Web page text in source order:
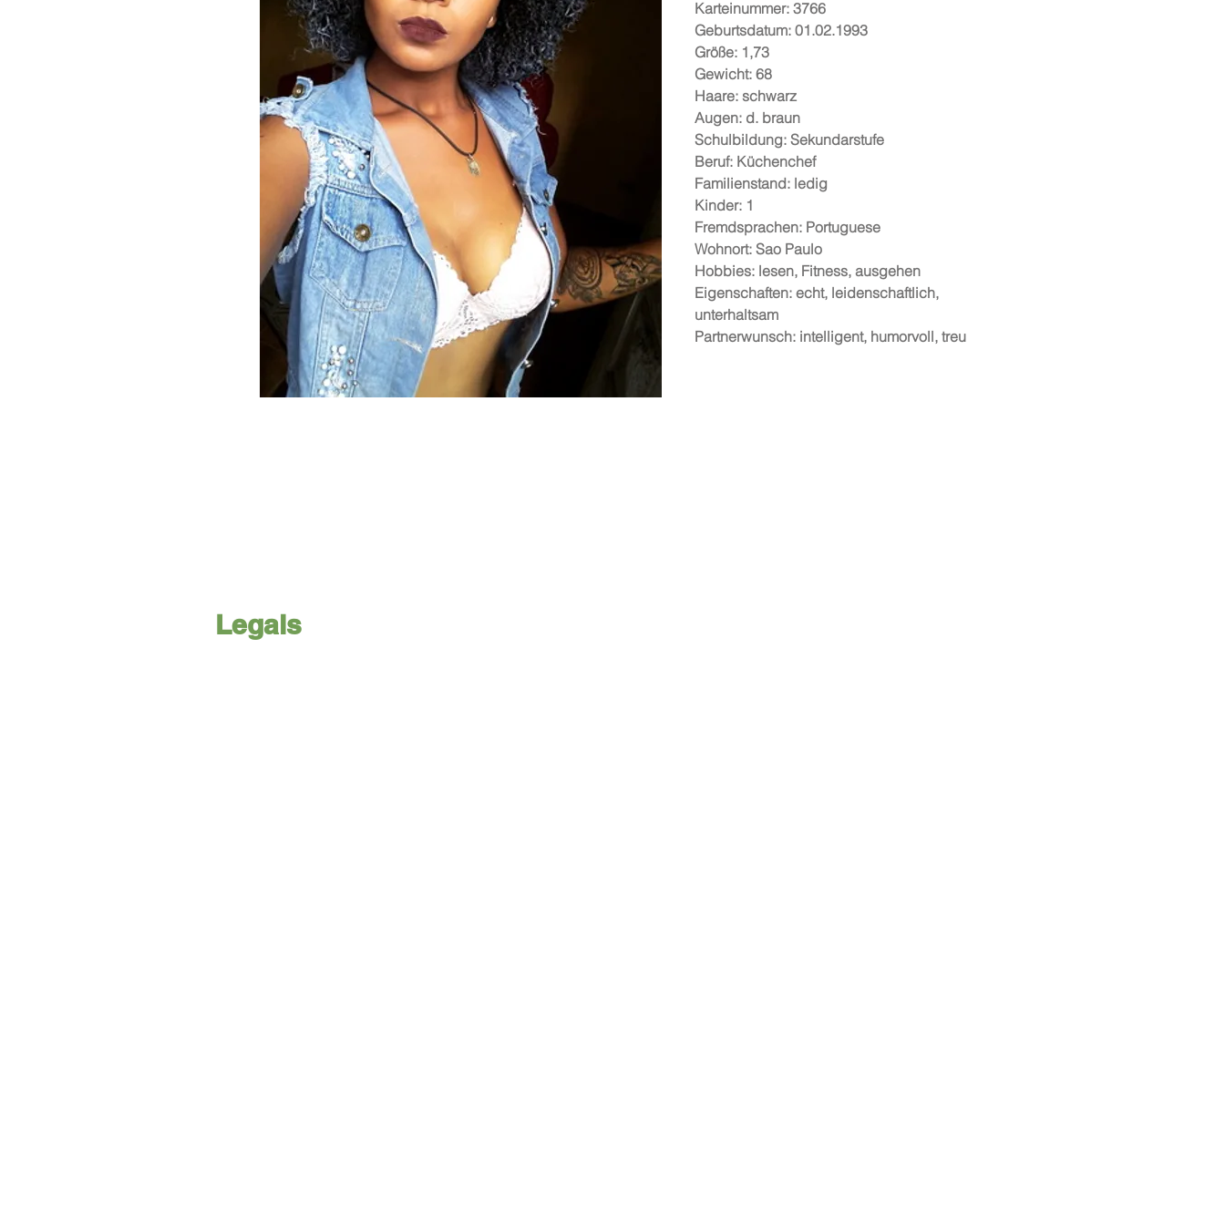
Karteinummer: 3766
Geburtsdatum: 01.02.1993
Größe: 1,73
Gewicht: 68
Haare: schwarz
Augen: d. braun
Schulbildung: Sekundarstufe
Beruf: Küchenchef
Familienstand: ledig
Kinder: 1
Fremdsprachen: Portuguese
Wohnort: Sao Paulo
Hobbies: lesen, Fitness, ausgehen
Eigenschaften: echt, leidenschaftlich,
unterhaltsam
Partnerwunsch: intelligent, humorvoll, treu
Legals